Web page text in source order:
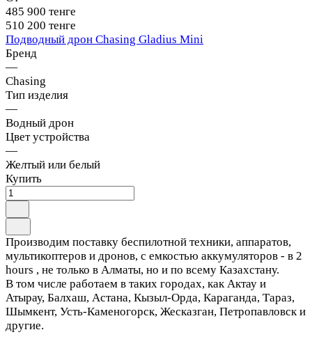
485 900 тенге
510 200 тенге
Подводный дрон Chasing Gladius Mini
Бренд
—
Chasing
Тип изделия
—
Водный дрон
Цвет устройства
—
Желтый или белый
Купить
Производим поставку беспилотной техники, аппаратов,
мультикоптеров и дронов, с емкостью аккумуляторов - в 2
hours , не только в Алматы, но и по всему Казахстану.
В том числе работаем в таких городах, как Актау и
Атырау, Балхаш, Астана, Кызыл-Орда, Караганда, Тараз,
Шымкент, Усть-Каменогорск, Жесказган, Петропавловск и
другие.